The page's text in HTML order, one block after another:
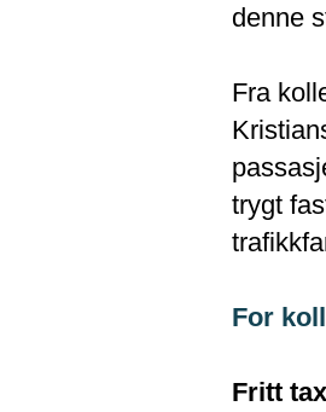
denne
Fra
trygt
For
Fritt